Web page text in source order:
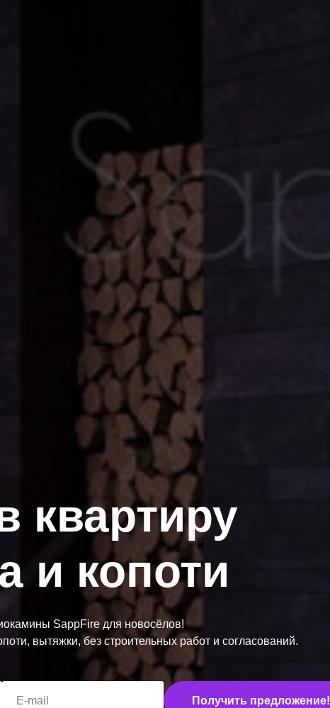
квартиру
и копоти
SappFire для новосёлов!
вытяжки, без строительных работ и согласований.
E-mail Получить предложение!